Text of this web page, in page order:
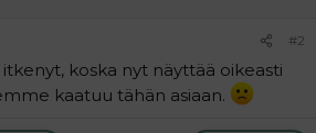
#2
koska nyt näyttää oikeasti
kaatuu tähän asiaan.